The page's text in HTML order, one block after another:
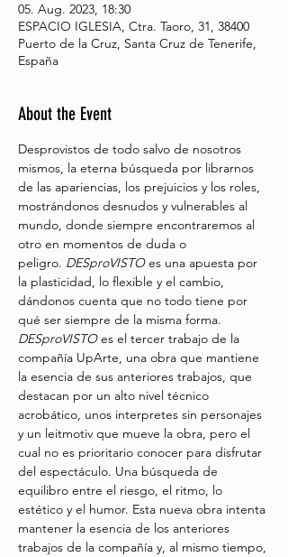
05. Aug. 2023, 18:30
ESPACIO IGLESIA, Ctra. Taoro, 31, 38400
Puerto de la Cruz, Santa Cruz de Tenerife,
España
About the Event
Desprovistos de todo salvo de nosotros
mismos, la eterna búsqueda por librarnos
de las apariencias, los prejuicios y los roles,
mostrándonos desnudos y vulnerables al
mundo, donde siempre encontraremos al
otro en momentos de duda o
peligro. DESproVISTO es una apuesta por
la plasticidad, lo flexible y el cambio,
dándonos cuenta que no todo tiene por
qué ser siempre de la misma forma.
DESproVISTO es el tercer trabajo de la
compañía UpArte, una obra que mantiene
la esencia de sus anteriores trabajos, que
destacan por un alto nivel técnico
acrobático, unos interpretes sin personajes
y un leitmotiv que mueve la obra, pero el
cual no es prioritario conocer para disfrutar
del espectáculo. Una búsqueda de
equilibro entre el riesgo, el ritmo, lo
estético y el humor. Esta nueva obra intenta
mantener la esencia de los anteriores
trabajos de la compañía y, al mismo tiempo,